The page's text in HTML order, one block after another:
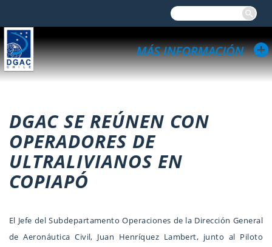
DGAC SE REÚNEN CON
OPERADORES DE
ULTRALIVIANOS EN
COPIAPÓ
El Jefe del Subdepartamento Operaciones de la Dirección General
de Aeronáutica Civil, Juan Henríquez Lambert, junto al Piloto